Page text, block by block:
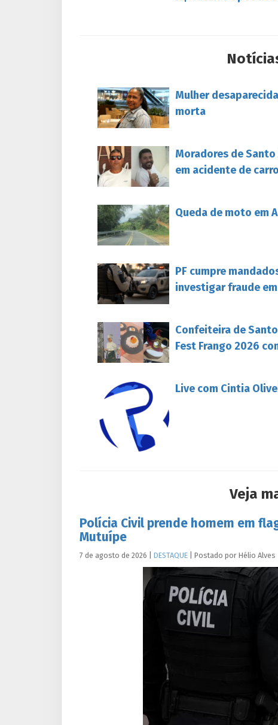
Mulher
morta
Moradores de Santo
em acidente de
Queda de moto em
PF cumpre
investigar fraude
Confeiteira de
Fest Frango 2026
Live com Cintia
Veja
Polícia Civil prende homem em
Mutuípe
7 de agosto de 2026 DESTAQUE Postado por Hélio Alves